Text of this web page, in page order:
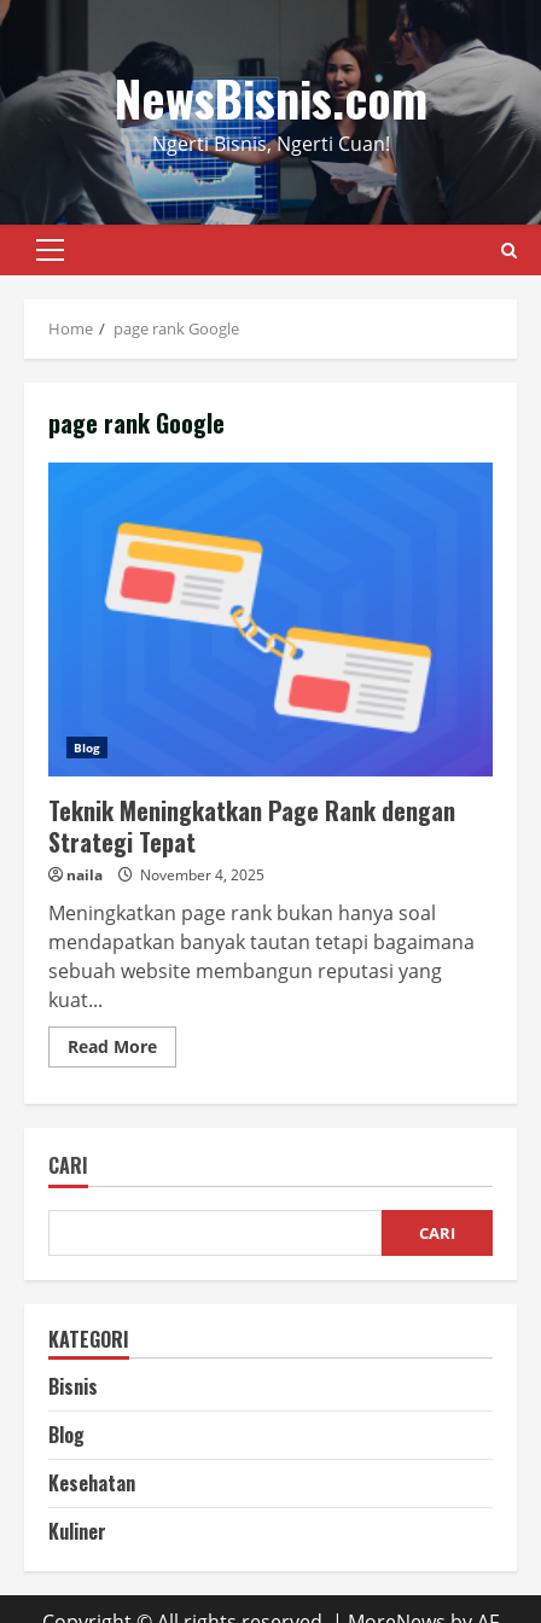
Skip
content
NewsBisnis.com
Ngerti Bisnis, Ngerti Cuan!
Primary
Home page rank Google
page rank Google
Blog
Teknik Meningkatkan Page Rank dengan
Strategi Tepat
naila November 4, 2025
Meningkatkan page rank bukan hanya soal
mendapatkan banyak tautan tetapi bagaimana
sebuah website membangun reputasi yang
kuat...
Read MoreRead
more
Strategi
CARI
CARI
KATEGORI
Bisnis
Blog
Kesehatan
Kuliner